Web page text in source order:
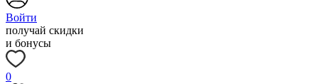
Войти
получай скидки
и бонусы
0